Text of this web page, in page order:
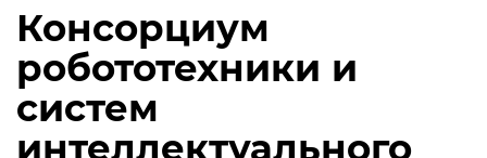
Консорциум
робототехники и
систем
интеллектуального